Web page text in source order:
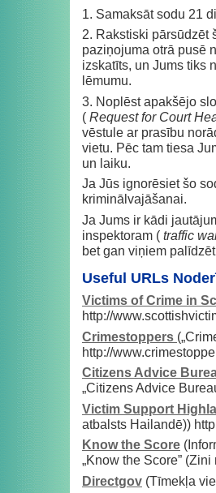
1. Samaksāt sodu 21
2. Rakstiski pārsūdzēt
paziņojuma otrā pusē
izskatīts, un Jums tiks
lēmumu.
3. Noplēst apakšējo
( Request for Court
vēstule ar prasību
vietu. Pēc tam tiesa
un laiku.
Ja Jūs ignorēsiet šo
kriminālvajāšanai.
Ja Jums ir kādi
inspektoram ( traffic
bet gan viņiem
Useful URLs
Victims of Crime in
http://
Crimestoppers
http://
Citizens Advice
„Citizens Advice
Victim Support
atbalsts Hailandē))
Know the Score
„Know the Score”
Directgov (Tīmekļa